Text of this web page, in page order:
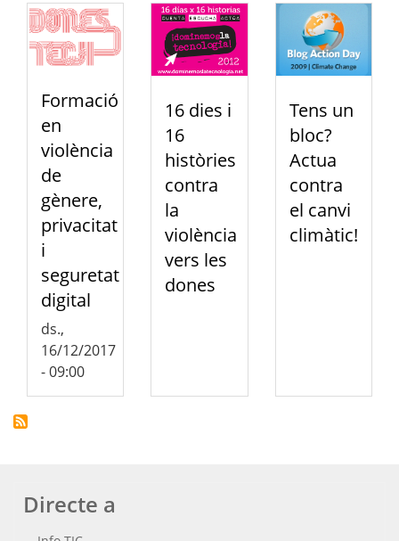
Formació
en
violència
de
gènere,
privacitat
i
seguretat
digital
ds.,
16/12/2017
- 09:00
16 dies i
16
històries
contra
la
violència
vers les
dones
Tens un
bloc?
Actua
contra
el canvi
climàtic!
Directe a